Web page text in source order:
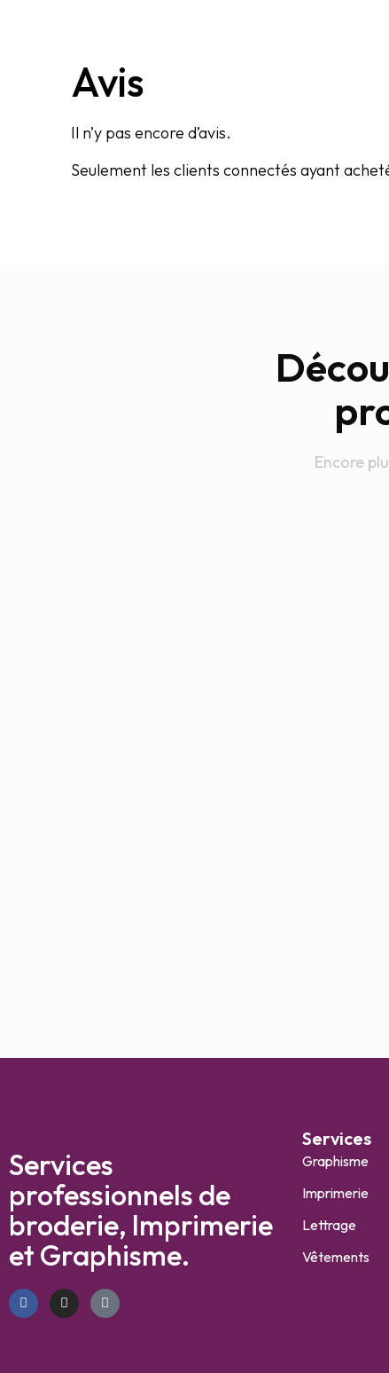
Avis
Il n’y pas encore d’avis.
Seulement les clients connectés ayant
Encore
Services
professionnels de
broderie, Imprimerie
et Graphisme.
Services
Graphisme
Imprimerie
Lettrage
Vêtements